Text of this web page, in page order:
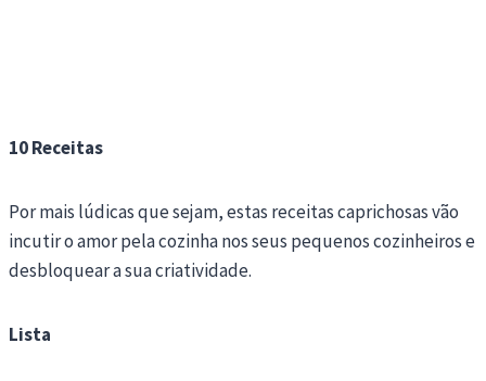
10 Receitas
Por mais lúdicas que sejam, estas receitas caprichosas vão
incutir o amor pela cozinha nos seus pequenos cozinheiros e
desbloquear a sua criatividade.
Lista